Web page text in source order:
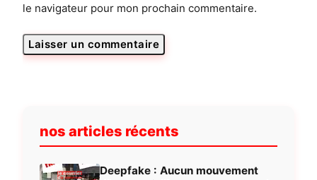
le navigateur pour mon prochain commentaire.
nos articles récents
Deepfake : Aucun mouvement